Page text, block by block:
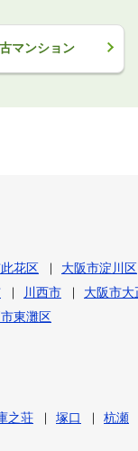
マンション
花区 大阪市淀川区
川西市 大阪市大
東灘区
之荘 塚口 杭瀬